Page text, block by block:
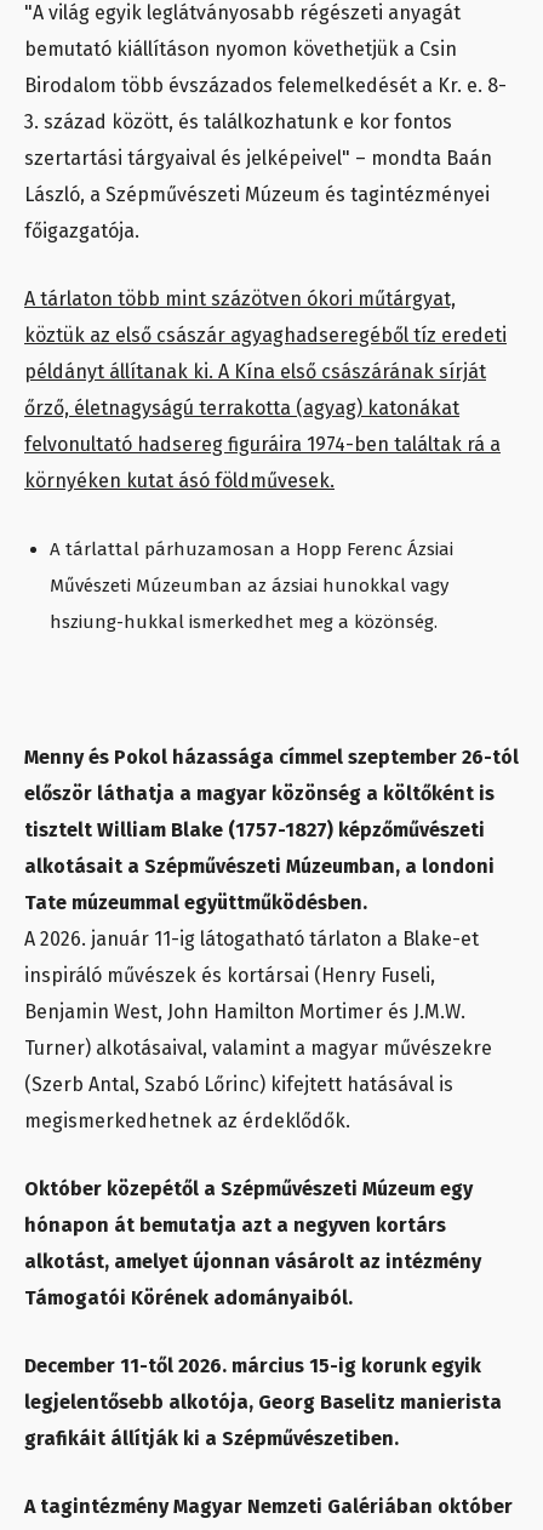
"A világ egyik leglátványosabb régészeti anyagát
bemutató kiállításon nyomon követhetjük a Csin
Birodalom több évszázados felemelkedését a Kr. e. 8-
3. század között, és találkozhatunk e kor fontos
szertartási tárgyaival és jelképeivel" – mondta Baán
László, a Szépművészeti Múzeum és tagintézményei
főigazgatója.
A tárlaton több mint százötven ókori műtárgyat,
köztük az első császár agyaghadseregéből tíz eredeti
példányt állítanak ki. A Kína első császárának sírját
őrző, életnagyságú terrakotta (agyag) katonákat
felvonultató hadsereg figuráira 1974-ben találtak rá a
környéken kutat ásó földművesek.
A tárlattal párhuzamosan a Hopp Ferenc Ázsiai
Művészeti Múzeumban az ázsiai hunokkal vagy
hsziung-hukkal ismerkedhet meg a közönség.
Menny és Pokol házassága címmel szeptember 26-tól
először láthatja a magyar közönség a költőként is
tisztelt William Blake (1757-1827) képzőművészeti
alkotásait a Szépművészeti Múzeumban, a londoni
Tate múzeummal együttműködésben.
A 2026. január 11-ig látogatható tárlaton a Blake-et
inspiráló művészek és kortársai (Henry Fuseli,
Benjamin West, John Hamilton Mortimer és J.M.W.
Turner) alkotásaival, valamint a magyar művészekre
(Szerb Antal, Szabó Lőrinc) kifejtett hatásával is
megismerkedhetnek az érdeklődők.
Október közepétől a Szépművészeti Múzeum egy
hónapon át bemutatja azt a negyven kortárs
alkotást, amelyet újonnan vásárolt az intézmény
Támogatói Körének adományaiból.
December 11-től 2026. március 15-ig korunk egyik
legjelentősebb alkotója, Georg Baselitz manierista
grafikáit állítják ki a Szépművészetiben.
A tagintézmény Magyar Nemzeti Galériában október